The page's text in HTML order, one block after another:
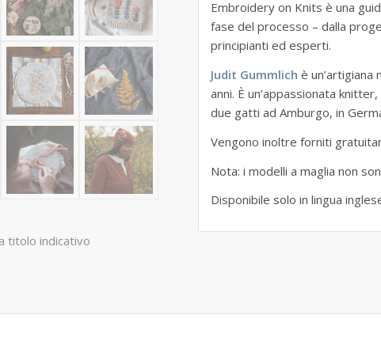
titolo indicativo
Embroidery on Knits è una
fase del processo – dalla
principianti ed esperti.
Judit Gummlich è
anni. È un’appassionata
due gatti ad Amburgo, in
Vengono inoltre forniti
Nota: i modelli a maglia non
Disponibile solo in lingua